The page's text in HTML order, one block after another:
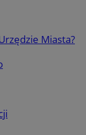
Miasta?